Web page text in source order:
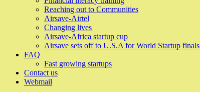
Reaching out to Communities
Airsave-Airtel
Changing lives
Airsave-Africa startup cup
Airsave sets off to U.S.A for World Startup finals
FAQ
Fast growing startups
Contact us
Webmail